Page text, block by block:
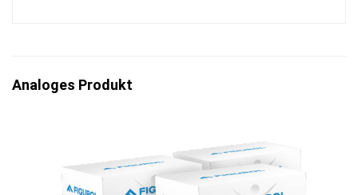
Analoges Produkt